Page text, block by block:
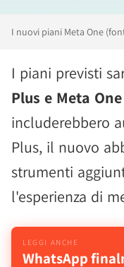
I nuovi piani Meta One
I piani previsti
Plus e Meta
includerebbero
Plus, il nuovo
strumenti
l'esperienza di
WhatsApp